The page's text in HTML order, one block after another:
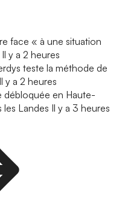
face « à une situation
Il y a 2 heures
teste la méthode de
Il y a 2 heures
débloquée en Haute-
les Landes Il y a 3 heures